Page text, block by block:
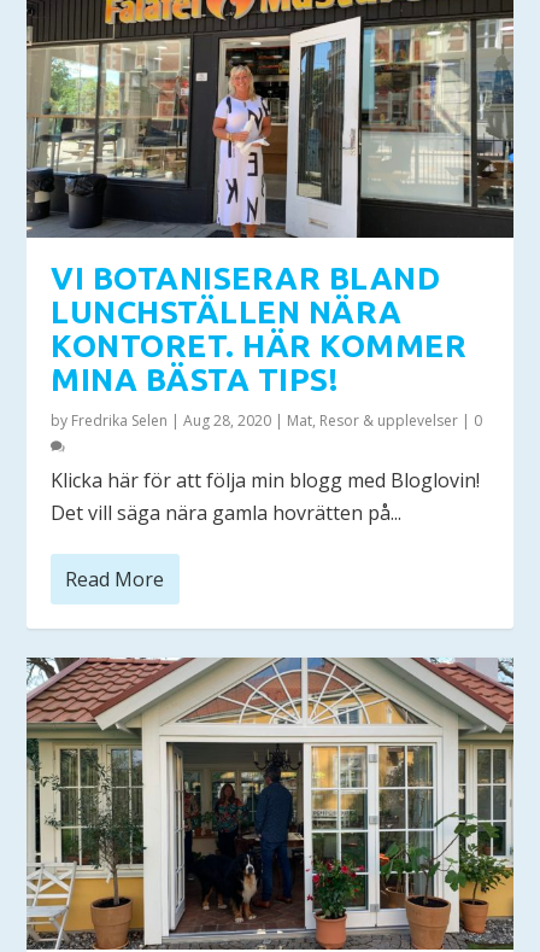
VI BOTANISERAR BLAND
LUNCHSTÄLLEN NÄRA
KONTORET. HÄR KOMMER
MINA BÄSTA TIPS!
by Fredrika Selen |Aug 28, 2020 | Mat, Resor & upplevelser | 0
Klicka här för att följa min blogg med Bloglovin!
Det vill säga nära gamla hovrätten på...
Read More